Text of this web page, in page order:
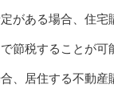
がある場合、住宅
節税することが可
、居住する不動産